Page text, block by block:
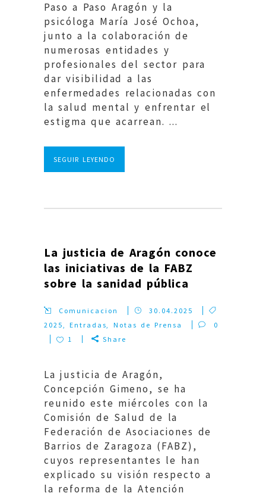
Paso a Paso Aragón y la
psicóloga María José Ochoa,
junto a la colaboración de
numerosas entidades y
profesionales del sector para
dar visibilidad a las
enfermedades relacionadas con
la salud mental y enfrentar el
estigma que acarrean. ...
SEGUIR LEYENDO
La justicia de Aragón conoce
las iniciativas de la FABZ
sobre la sanidad pública
Comunicacion
30.04.2025
2025,Entradas, Notas de Prensa
0
1
Share
La justicia de Aragón,
Concepción Gimeno, se ha
reunido este miércoles con la
Comisión de Salud de la
Federación de Asociaciones de
Barrios de Zaragoza (FABZ),
cuyos representantes le han
explicado su visión respecto a
la reforma de la Atención